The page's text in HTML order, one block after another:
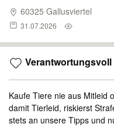
60325 Gallusviertel
31.07.2026
Kaufe Tiere nie aus Mitleid
damit Tierleid, riskierst
stets an unsere Tipps und